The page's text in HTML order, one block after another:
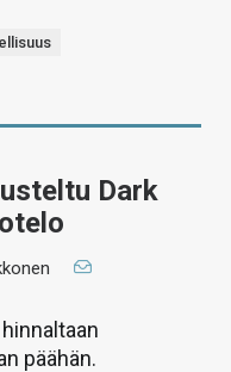
Dark
päähän.